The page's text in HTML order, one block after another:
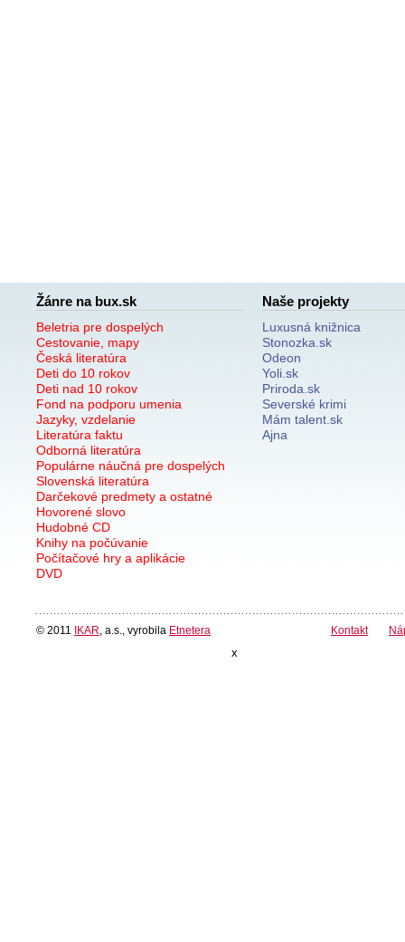
Žánre na bux.sk
Beletria pre dospelých
Cestovanie, mapy
Česká literatúra
Deti do 10 rokov
Deti nad 10 rokov
Fond na podporu umenia
Jazyky, vzdelanie
Literatúra faktu
Odborná literatúra
Populárne náučná pre dospelých
Slovenská literatúra
Darčekové predmety a ostatné
Hovorené slovo
Hudobné CD
Knihy na počúvanie
Počítačové hry a aplikácie
DVD
Naše projekty
Luxusná knižnica
Stonozka.sk
Odeon
Yoli.sk
Priroda.sk
Severské krimi
Mám talent.sk
Ajna
© 2011 IKAR , a.s., vyrobila Etnetera Kontakt
x